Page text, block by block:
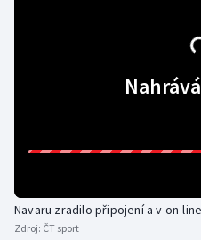
Moderní pětiboj
Navaru zradilo připojení a v on-
Zdroj: ČT sport